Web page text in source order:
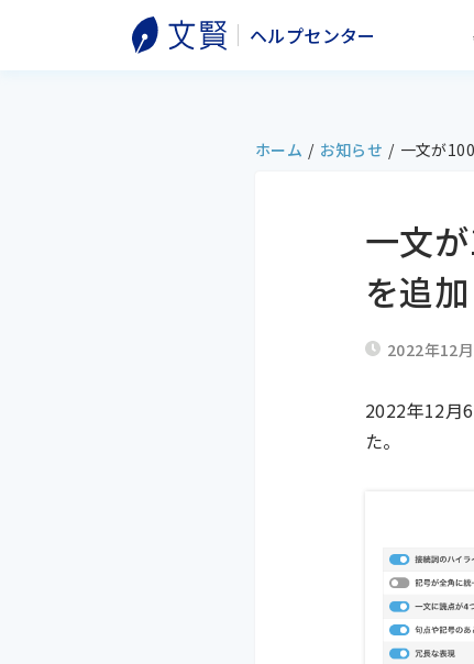
ヘルプセンター
ホーム / お知らせ / 一文が
一文
を追
2022年12
2022年12月
た。